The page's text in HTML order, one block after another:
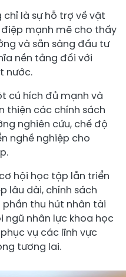
là sự hỗ trợ về vật
mạnh mẽ cho thấy
và sẵn sàng đầu tư
nền tảng đối với
nước.
cú hích đủ mạnh và
thiện các chính sách
nghiên cứu, chế độ
nghề nghiệp cho
hội học tập lẫn triển
lâu dài, chính sách
thu hút nhân tài
ngũ nhân lực khoa học
vụ các lĩnh vực
tương lai.